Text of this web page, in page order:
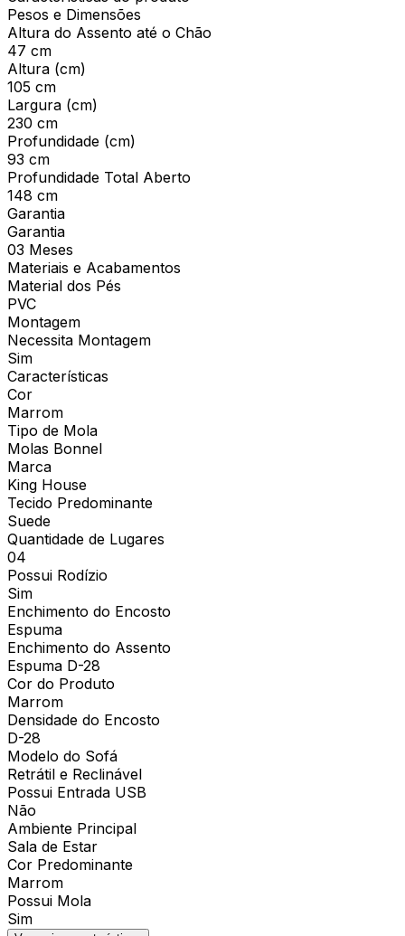
Pesos e Dimensões
Altura do Assento até o Chão
47 cm
Altura (cm)
105 cm
Largura (cm)
230 cm
Profundidade (cm)
93 cm
Profundidade Total Aberto
148 cm
Garantia
Garantia
03 Meses
Materiais e Acabamentos
Material dos Pés
PVC
Montagem
Necessita Montagem
Sim
Características
Cor
Marrom
Tipo de Mola
Molas Bonnel
Marca
King House
Tecido Predominante
Suede
Quantidade de Lugares
04
Possui Rodízio
Sim
Enchimento do Encosto
Espuma
Enchimento do Assento
Espuma D-28
Cor do Produto
Marrom
Densidade do Encosto
D-28
Modelo do Sofá
Retrátil e Reclinável
Possui Entrada USB
Não
Ambiente Principal
Sala de Estar
Cor Predominante
Marrom
Possui Mola
Sim